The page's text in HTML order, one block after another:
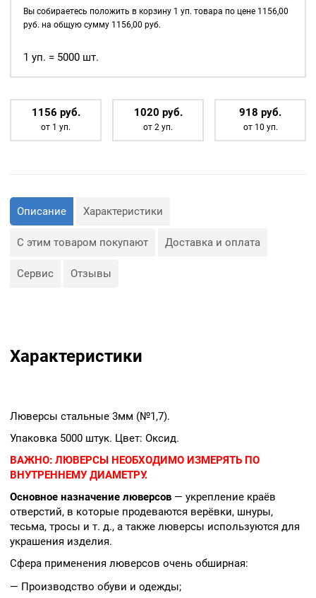
используются для
Сфера применения
люверсов очень обширная:
— Производство обуви и
одежды;
— Изготовление сумок;
— Крепление штор;
— Изготовление различных
полиграфия.
цв.
5000
Вы собираетесь положить в корзину 1 уп. товара по цене 1156,00
руб. на общую сумму 1156,00 руб.
1 уп. = 5000 шт.
1156 руб.
от 1 уп.
1020 руб.
от 2 уп.
918 руб.
от 10 уп.
Описание Характеристики
С этим товаром покупают Доставка и оплата
Сервис Отзывы
Характеристики
Люверсы стальные 3мм (№1,7).
Упаковка 5000 штук. Цвет: Оксид.
ВАЖНО: ЛЮВЕРСЫ НЕОБХОДИМО ИЗМЕРЯТЬ ПО
ВНУТРЕННЕМУ ДИАМЕТРУ.
Основное назначение люверсов — укрепление краёв
отверстий, в которые продеваются верёвки, шнуры,
тесьма, тросы и т. д., а также люверсы используются для
украшения изделия.
Сфера применения люверсов очень обширная:
— Производство обуви и одежды;